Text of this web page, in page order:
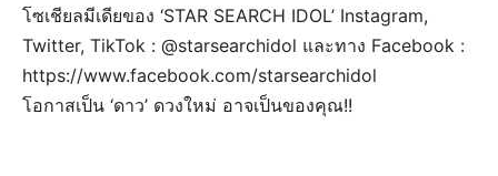
โซเชียลมีเดียของ ‘STAR SEARCH IDOL’ Instagram,
Twitter, TikTok : @starsearchidol และทาง Facebook :
https://www.facebook.com/starsearchidol
โอกาสเป็น ‘ดาว’ ดวงใหม่ อาจเป็นของคุณ!!